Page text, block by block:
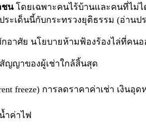
ชนโดยเฉพาะคนไร้บ้านและคนที่ไม่ไ
ะเด็นนี้กับกระทรวงยุติธรรม (อ่านป
อาศัย นโยบายห้ามฟ้องร้องไล่ที่คน
ญาของผู้เช่าใกล้สิ้นสุด
freeze) การลดราคาค่าเช่า เงินอุด
ำค่าไฟ